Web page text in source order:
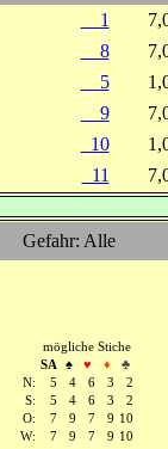
1
8
5
9
10
11
Gefahr: Alle
mögliche Stiche
SA
♠ ♥ ♦
♣
N:
5 4 6 3
2
S:
5 4 6 3
2
O:
7 9 7 9 10
W:
7 9 7 9 10